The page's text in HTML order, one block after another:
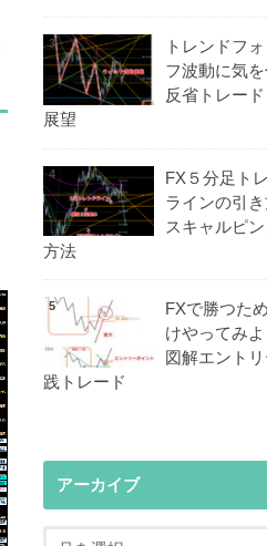
トレンドフ
フ波動に気
反省トレー
展望
FX５分足ト
ラインの引
スキャルピ
方法
FXで勝つた
けやってみ
図解エント
践トレード
アーカイブ